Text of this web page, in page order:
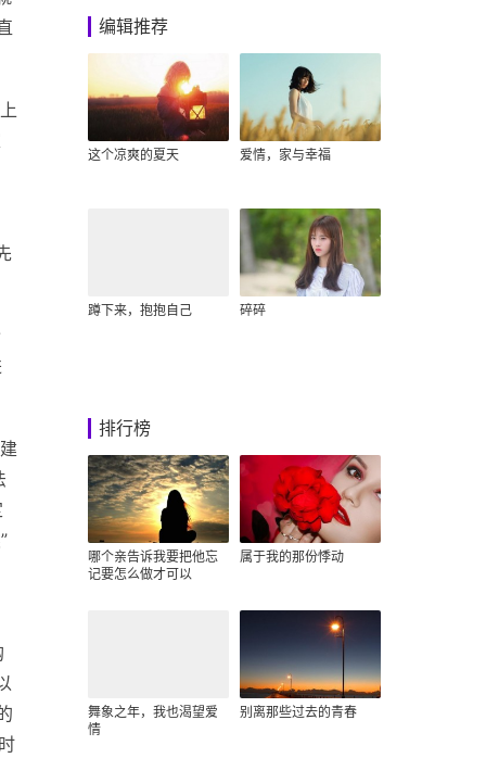
编辑推荐
这个凉爽的夏天 爱情，家与幸福
蹲下来，抱抱自己 碎碎
排行榜
哪个亲告诉我要把他忘
记要怎么做才可以
属于我的那份悸动
舞象之年，我也渴望爱
情
别离那些过去的青春